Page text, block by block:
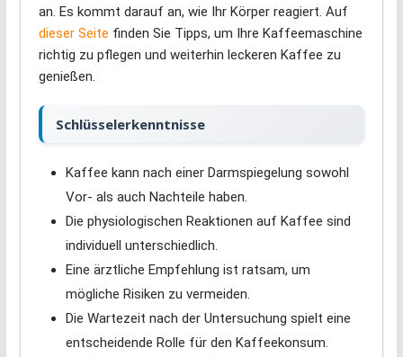
an. Es kommt darauf an, wie Ihr Körper reagiert. Auf
dieser Seite finden Sie Tipps, um Ihre Kaffeemaschine
richtig zu pflegen und weiterhin leckeren Kaffee zu
genießen.
Schlüsselerkenntnisse
Kaffee kann nach einer Darmspiegelung sowohl
Vor- als auch Nachteile haben.
Die physiologischen Reaktionen auf Kaffee sind
individuell unterschiedlich.
Eine ärztliche Empfehlung ist ratsam, um
mögliche Risiken zu vermeiden.
Die Wartezeit nach der Untersuchung spielt eine
entscheidende Rolle für den Kaffeekonsum.